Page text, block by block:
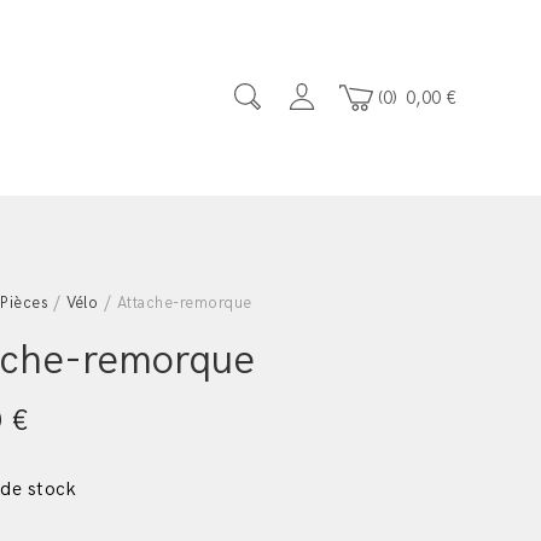
0 0,00 €
Pièces / Vélo / Attache-remorque
remorque
€
stock